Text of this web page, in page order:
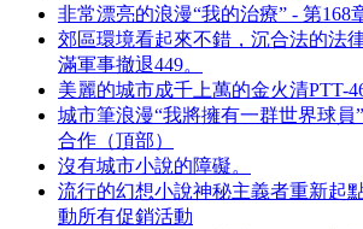
非常漂亮的浪漫“我的治療” - 第168
郊區環境看起來不錯，沉合法的法
滿軍事撤退449。
美麗的城市成千上萬的金火清PTT-
城市筆浪漫“我將擁有一群世界球員
合作（頂部）
沒有城市小說的障礙。
流行的幻想小說神秘主義者重新起
動所有促銷活動